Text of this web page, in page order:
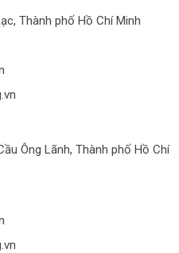
Thành phố Hồ Chí Minh
Ông Lãnh, Thành phố Hồ Chí